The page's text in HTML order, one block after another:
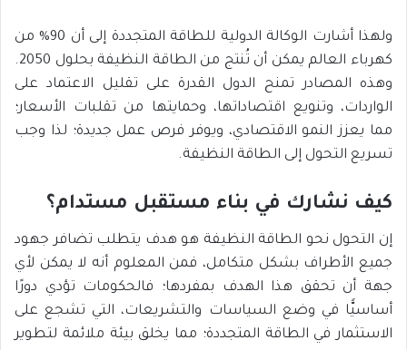
ولهذا أشارت الوكالة الدولية للطاقة المتجددة إلى أن 90% من
كهرباء العالم يمكن أن تُنتج من الطاقة النظيفة بحلول 2050.
وهذه المصادر تمنح الدول القدرة على تقليل الاعتماد على
الواردات، وتنويع اقتصاداتها، وحمايتها من تقلبات الأسعار؛
مما يعزز النمو الاقتصادي، ويوفر فرص عمل جديدة؛ لذا وجب
تسريع التحول إلى الطاقة النظيفة.
كيف نشارك في بناء مستقبل مستدام؟
إن التحول نحو الطاقة النظيفة هو هدف يتطلب تضافر جهود
جميع الأطراف بشكل متكامل، فمن المعلوم أنه لا يمكن لأي
جهة أن تحقق هذا الهدف بمفردها؛ فالحكومات تؤدي دورًا
أساسيًّا في وضع السياسات والتشريعات، التي تشجع على
الاستثمار في الطاقة المتجددة؛ مما يخلق بيئة ملائمة لتطوير